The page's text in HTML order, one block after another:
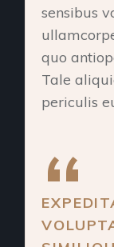
sensibus
quo
Tale
periculis